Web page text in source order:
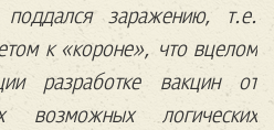
заражению, т.е.
к «короне», что вцелом
разработке вакцин от
логических